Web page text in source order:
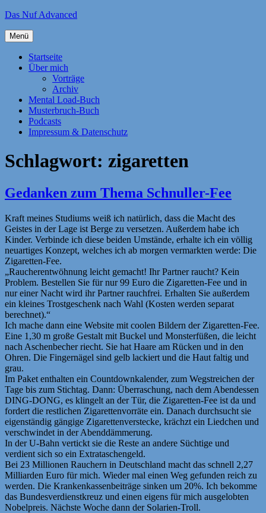
Zum
springen
Das Nuf Advanced
Menü
Startseite
Über mich
Vorträge
Archiv
Mental Load-Buch
Musterbruch-Buch
Podcasts
Impressum & Datenschutz
Schlagwort: zigaretten
Gedanken zum Thema Schnuller-Fee
Kraft meines Studiums weiß ich natürlich, dass die Macht des
Geistes in der Lage ist Berge zu versetzen. Außerdem habe ich
Kinder. Verbinde ich diese beiden Umstände, erhalte ich ein völlig
neuartiges Konzept, welches ich ab morgen vermarkten werde: Die
Zigaretten-Fee.
„Raucherentwöhnung leicht gemacht! Ihr Partner raucht? Kein
Problem. Bestellen Sie für nur 99 Euro die Zigaretten-Fee und in
nur einer Nacht wird ihr Partner rauchfrei. Erhalten Sie außerdem
ein kleines Trostgeschenk nach Wahl (Kosten werden separat
berechnet).“
Ich mache dann eine Website mit coolen Bildern der Zigaretten-Fee.
Eine 1,30 m große Gestalt mit Buckel und Monsterfüßen, die leicht
nach Aschenbecher riecht. Sie hat Haare am Rücken und in den
Ohren. Die Fingernägel sind gelb lackiert und die Haut faltig und
grau.
Im Paket enthalten ein Countdownkalender, zum Wegstreichen der
Tage bis zum Stichtag. Dann: Überraschung, nach dem Abendessen
DING-DONG, es klingelt an der Tür, die Zigaretten-Fee ist da und
fordert die restlichen Zigarettenvorräte ein. Danach durchsucht sie
eigenständig gängige Zigarettenverstecke, krächzt ein Liedchen und
verschwindet in der Abenddämmerung.
In der U-Bahn vertickt sie die Reste an andere Süchtige und
verdient sich so ein Extrataschengeld.
Bei 23 Millionen Rauchern in Deutschland macht das schnell 2,27
Milliarden Euro für mich. Wieder mal einen Weg gefunden reich zu
werden. Die Krankenkassenbeiträge sinken um 20%. Ich bekomme
das Bundesverdienstkreuz und einen eigens für mich ausgelobten
Nobelpreis. Nächste Woche dann der Solarien-Troll.